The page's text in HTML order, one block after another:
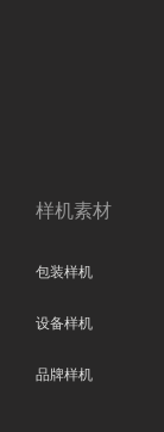
样机素材
包装样机
设备样机
品牌样机